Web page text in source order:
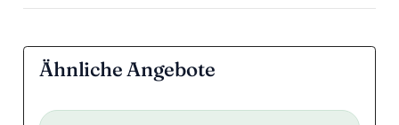
Ähnliche Angebote